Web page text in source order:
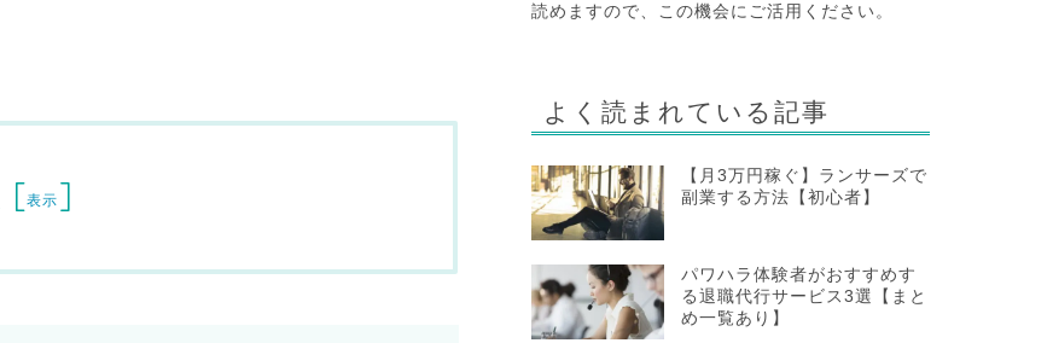
[表示 ]
読めますので、この機会にご活用ください。
よく読まれている記事
【月3万円稼ぐ】ランサーズで
副業する方法【初心者】
パワハラ体験者がおすすめす
る退職代行サービス3選【まと
め一覧あり】